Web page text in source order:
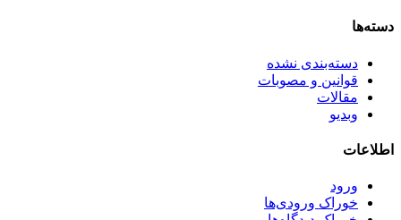
دسته‌ها
دسته‌بندی نشده
قوانین و مصوبات
مقالات
وبدیو
اطلاعات
ورود
خوراک ورودی‌ها